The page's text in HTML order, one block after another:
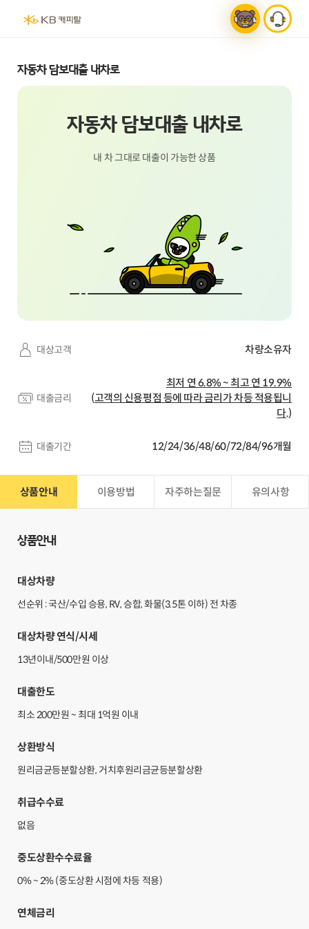
로그인
자동차 담보대출 내차로
자동차 담보대출 내차로
내 차 그대로 대출이 가능한 상품
대상고객 차량소유자
대출금리
최저 연 6.8% ~ 최고 연 19.9%
(고객의 신용평점 등에 따라 금리가 차등 적용됩니
다.)
대출기간 12/24/36/48/60/72/84/96개월
상품안내 이용방법 자주하는질문 유의사항
상품안내
대상차량
선순위 : 국산/수입 승용, RV, 승합, 화물(3.5톤 이하) 전 차종
대상차량 연식/시세
13년이내/500만원 이상
대출한도
최소 200만원 ~ 최대 1억원 이내
상환방식
원리금균등분할상환, 거치후원리금균등분할상환
취급수수료
없음
중도상환수수료율
0% ~ 2% (중도상환 시점에 차등 적용)
연체금리